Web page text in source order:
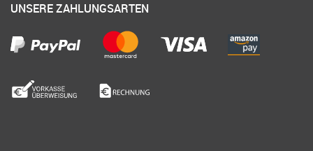
UNSERE ZAHLUNGSARTEN